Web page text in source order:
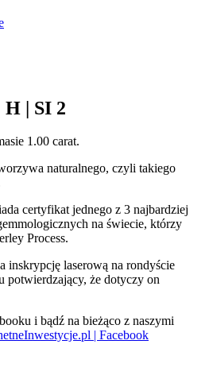
H | SI 2
1.00 carat.
naturalnego, czyli takiego
certyfikat jednego z 3 najbardziej
na świecie, którzy
Process.
inskrypcję laserową na rondyście
potwierdzający, że dotyczy on
i bądź na bieżąco z naszymi
| Facebook